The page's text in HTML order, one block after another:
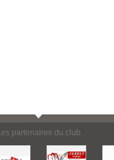
Les partenaires du club